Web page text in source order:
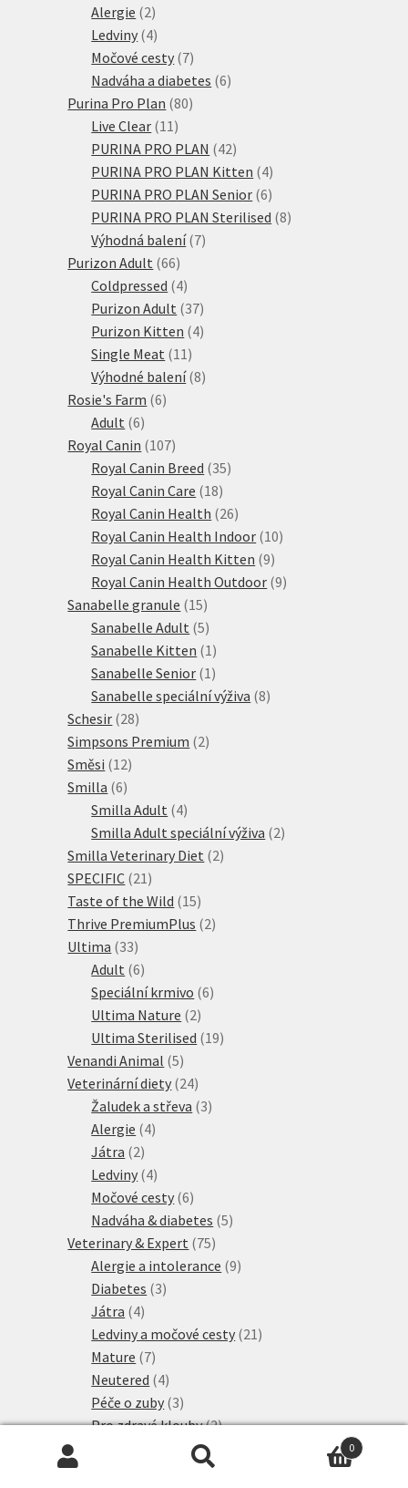
Alergie 22
produkty
Ledviny 44
produkty
Močové cesty 77
produktů
Nadváha a diabetes 66
Purina Pro Plan 8080
Live Clear 11 11
produktů
PURINA PRO PLAN 4242
produktů
PURINA PRO PLAN Kitten 44
produkty
PURINA PRO PLAN Senior 66
produktů
PURINA PRO PLAN Sterilised 88
Výhodná balení 77
Purizon Adult 6666
produktů
Coldpressed 44
produkty
Purizon Adult 3737
produktů
Purizon Kitten 44
Single Meat 11 11
produktů
Výhodné balení 88
Rosie's Farm 66
Adult 66
produktů
Royal Canin 107107
produktů
Royal Canin Breed 3535
Royal Canin Care 1818
produktů
Royal Canin Health 2626
produktů
Royal Canin Health Indoor 1010
Royal Canin Health Kitten 99
produktů
Royal Canin Health Outdoor 99
Sanabelle granule 1515
produktů
Sanabelle Adult 55
produktů
Sanabelle Kitten 1 1
produkt
Sanabelle Senior 1 1
produkt
Sanabelle speciální výživa 88
Schesir 2828
produktů
Simpsons Premium 22
Směsi 1212
Smilla 66
produktů
Smilla Adult 44
produkty
Smilla Adult speciální výživa 22
Smilla Veterinary Diet 22
SPECIFIC 21 21
produktů
Taste of the Wild 1515
produktů
Thrive PremiumPlus 22
Ultima 3333
produktů
Adult 66
produktů
Speciální krmivo 66
Ultima Nature 22
produkty
Ultima Sterilised 1919
Venandi Animal 55
produktů
Veterinární diety 2424
produktů
Žaludek a střeva 33
Alergie 44
Játra 22
produkty
Ledviny 44
produkty
Močové cesty 66
produktů
Nadváha & diabetes 55
Veterinary & Expert 7575
produktů
Alergie a intolerance 99
Diabetes 33
Játra 44
produkty
Ledviny a močové cesty 21 21
Mature 77
produktů
Neutered 44
produkty
Péče o zuby 33
produkty
Pro zdravé klouby 22
3
produkty
0